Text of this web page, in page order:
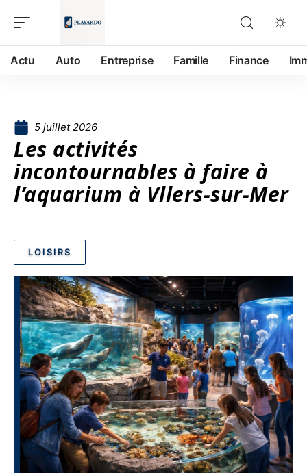
Actu Auto Entreprise Famille Finance
5 juillet 2026
Les activités
incontournables à faire à
l’aquarium à Vllers-sur-Mer
LOISIRS